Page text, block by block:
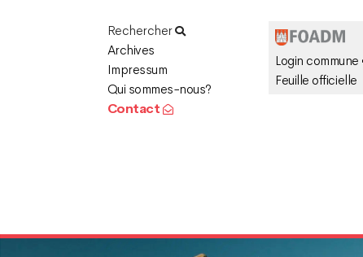
Rechercher
Archives
Impressum
Qui sommes-nous?
Contact
Login commune
Feuille officielle